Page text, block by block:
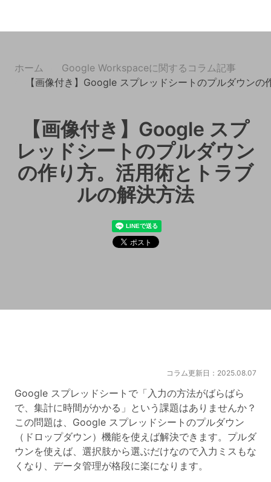
ホーム
Google Workspaceに関するコラム記事
【画像付き】Google スプレッドシートのプルダウン
【画像付き】Google スプ
レッドシートのプルダウン
の作り方。活用術とトラブ
ルの解決方法
コラム更新日：2025.08.07
Google スプレッドシートで「入力の方法がばらばら
で、集計に時間がかかる」という課題はありませんか？
この問題は、Google スプレッドシートのプルダウン
（ドロップダウン）機能を使えば解決できます。プルダ
ウンを使えば、選択肢から選ぶだけなので入力ミスもな
くなり、データ管理が格段に楽になります。